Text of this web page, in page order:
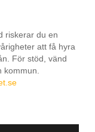
riskerar du en
att få hyra
För stöd, vänd
kommun.